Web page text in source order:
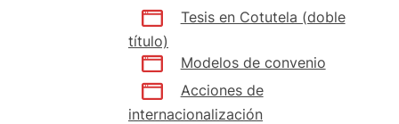
Tesis en Cotutela (doble
título)
Modelos de convenio
Acciones de
internacionalización